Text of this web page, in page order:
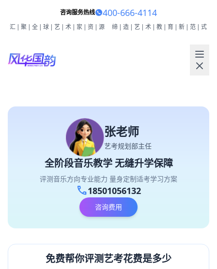
咨询服务热线 400-666-4114
汇|聚|全|球|艺|术|家|资|源 缔|造|艺|术|教|育|新|范|式
张老师
艺考规划部主任
全阶段音乐教学 无缝升学保障
评测音乐方向专业能力 量身定制适考学习方案
call18501056132
咨询费用
免费帮你评测艺考花费是多少